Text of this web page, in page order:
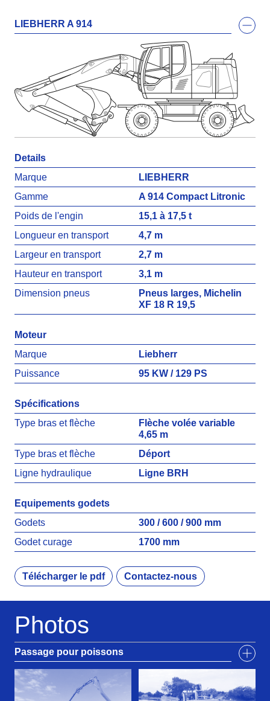
LIEBHERR A 914
Télécharger le pdf Contactez-nous
Details
Marque
LIEBHERR
Gamme
A 914 Compact Litronic
Poids de l'engin
15,1 à 17,5 t
Longueur en transport
4,7 m
Largeur en transport
2,7 m
Hauteur en transport
3,1 m
Dimension pneus
Pneus larges, Michelin
XF 18 R 19,5
Moteur
Marque
Liebherr
Puissance
95 KW / 129 PS
Spécifications
Type bras et flèche
Flèche volée variable
4,65 m
Type bras et flèche
Déport
Ligne hydraulique
Ligne BRH
Equipements godets
Godets
300 / 600 / 900 mm
Godet curage
1700 mm
Photos
Passage pour poissons